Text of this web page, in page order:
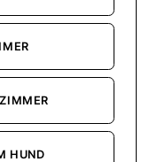
HUND